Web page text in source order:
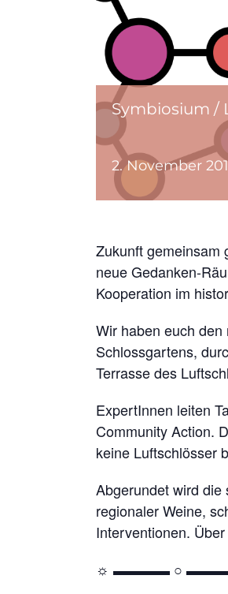
Symbiosium /
2. November
Zukunft gemeinsam
neue Gedanken-
Kooperation im
Wir haben euch
Schlossgartens,
Terrasse des
ExpertInnen leiten
Community Action.
keine Luftschlösser
Abgerundet wird
regionaler Weine,
Interventionen.
☼ ▬▬▬▬ ○